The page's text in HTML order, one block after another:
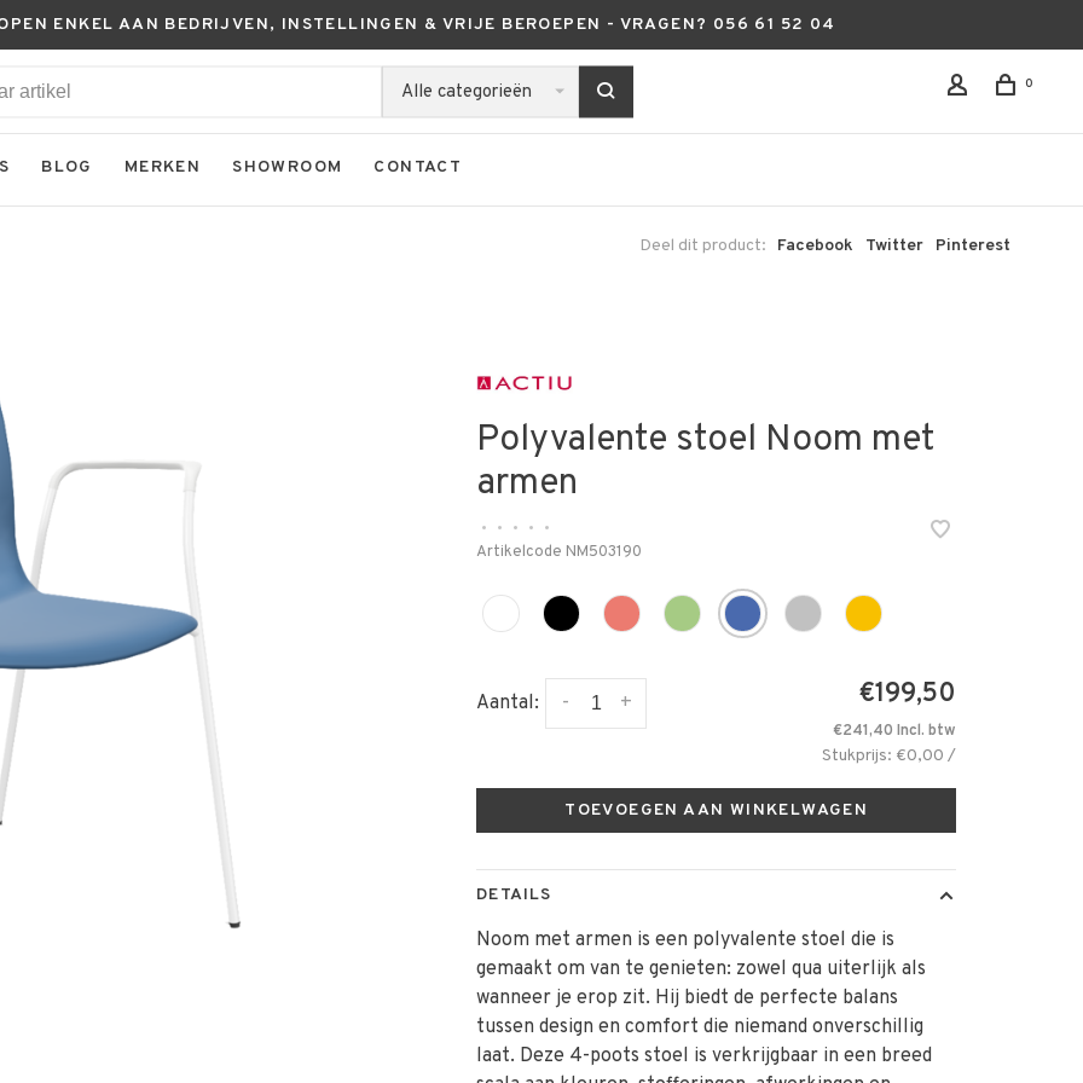
ENKEL AAN BEDRIJVEN, INSTELLINGEN & VRIJE BEROEPEN - VRAGEN? 056 61 52 04
Alle categorieën 0
BLOG MERKEN SHOWROOM CONTACT
Deel dit product: Facebook Twitter Pinterest
Polyvalente stoel Noom met
armen
• • • •
•
Artikelcode NM503190
Aantal: +
- €199,50
€241,40 Incl. btw
Stukprijs: €0,00 /
TOEVOEGEN AAN WINKELWAGEN
DETAILS
Noom met armen is een polyvalente stoel die is
gemaakt om van te genieten: zowel qua uiterlijk als
wanneer je erop zit. Hij biedt de perfecte balans
tussen design en comfort die niemand onverschillig
laat. Deze 4-poots stoel is verkrijgbaar in een breed